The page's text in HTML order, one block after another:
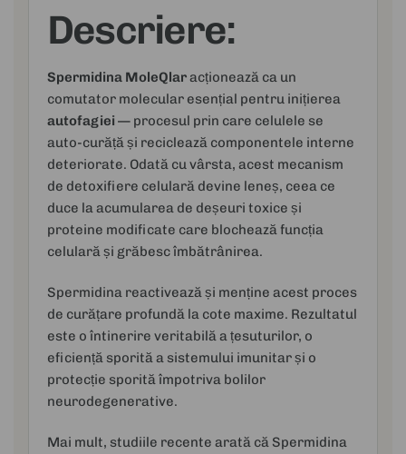
Descriere:
Spermidina MoleQlaracționează ca un
comutator molecular esențial pentru inițierea
autofagiei — procesul prin care celulele se
auto-curăță și reciclează componentele interne
deteriorate. Odată cu vârsta, acest mecanism
de detoxifiere celulară devine leneș, ceea ce
duce la acumularea de deșeuri toxice și
proteine modificate care blochează funcția
celulară și grăbesc îmbătrânirea.
Spermidina reactivează și menține acest proces
de curățare profundă la cote maxime. Rezultatul
este o întinerire veritabilă a țesuturilor, o
eficiență sporită a sistemului imunitar și o
protecție sporită împotriva bolilor
neurodegenerative.
Mai mult, studiile recente arată că Spermidina